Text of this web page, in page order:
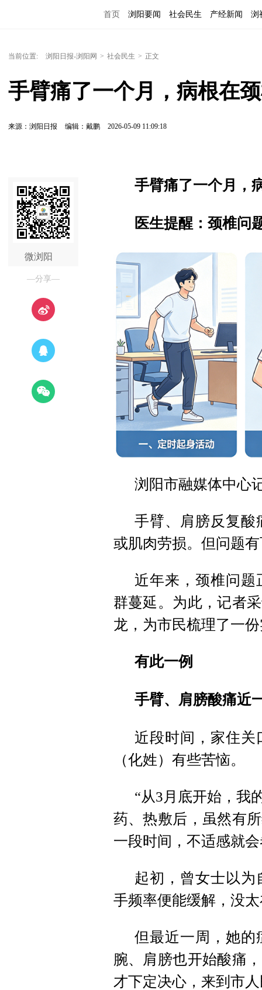
首页 浏阳要闻 社会民生 产经新闻 浏
当前位置: 浏阳日报-浏阳网 > 社会民生 > 正文
手臂痛了一个月，病根在
来源：浏阳日报 编辑：戴鹏 2026-05-09 11:09:18
微浏阳
—分享—
手臂痛了一个月，
医生提醒：颈椎问
浏阳市融媒体中心
手臂、肩膀反复酸
或肌肉劳损。但问题
近年来，颈椎问题
群蔓延。为此，记者
龙，为市民梳理了一
有此一例
手臂、肩膀酸痛近
近段时间，家住关
（化姓）有些苦恼。
“从3月底开始，我
药、热敷后，虽然有
一段时间，不适感就
起初，曾女士以
手频率便能缓解，没
但最近一周，她
腕、肩膀也开始酸痛
才下定决心，来到市